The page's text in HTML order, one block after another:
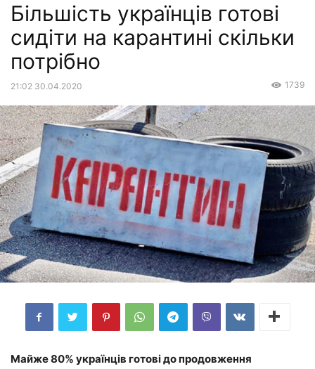
Більшість українців готові
сидіти на карантині скільки
потрібно
21:02 30.04.2020 1739
Майже 80% українців готові до продовження